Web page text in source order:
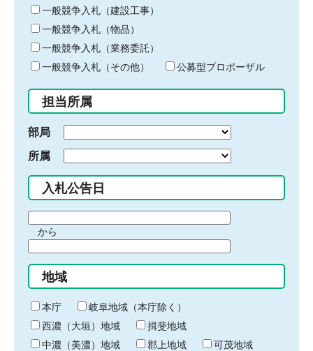
キ
ー
ワ
ー
ド
入
力
一般競争入札（建設工事）
一般競争入札（物品）
一般競争入札（業務委託）
一般競争入札（その他）
公募型プロポーザル
担当所属
部局
所属
入札公告日
間
始
り
から
間
終
わ
り
地域
本庁
岐阜地域（本庁除く）
西濃（大垣）地域
揖斐地域
中濃（美濃）地域
郡上地域
可茂地域